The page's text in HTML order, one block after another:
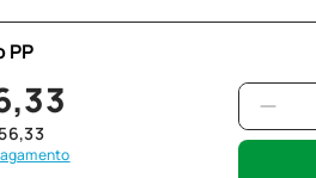
PP
,33
56,33